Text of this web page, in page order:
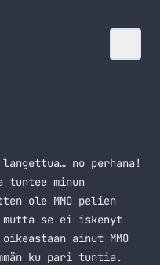
no perhana!
minun
ole MMO pelien
se ei iskenyt
ainut MMO
ku pari tuntia.